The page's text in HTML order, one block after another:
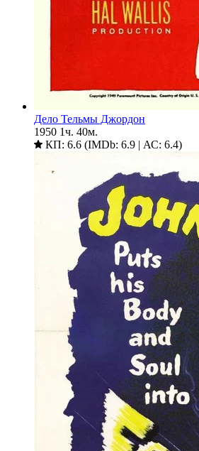
Дело Тельмы Джордон
1950 1ч. 40м.
КП: 6.6 (IMDb: 6.9 | АС: 6.4)